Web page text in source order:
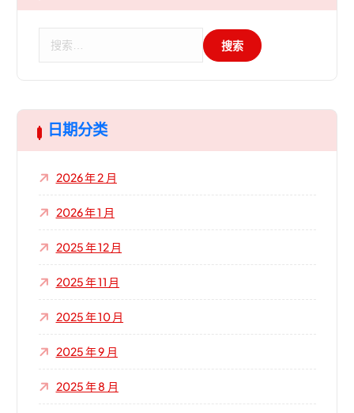
日期分类
2026 年 2 月
2026 年 1 月
2025 年 12 月
2025 年 11 月
2025 年 10 月
2025 年 9 月
2025 年 8 月